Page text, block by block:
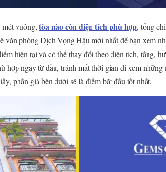
vuông, tòa nào còn diện tích phù hợp, tổng
văn phòng Dịch Vọng Hậu mới nhất để bạn xem
hiện tại và có thể thay đổi theo diện tích, tầng,
hợp ngay từ đầu, tránh mất thời gian đi xem những
phần giá bên dưới sẽ là điểm bắt đầu tốt nhất.